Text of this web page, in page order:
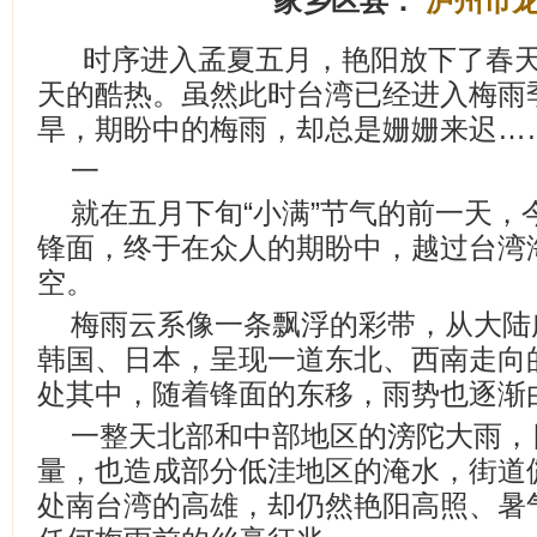
时序进入孟夏五月，艳阳放下了春
天的酷热。虽然此时台湾已经进入梅
旱，期盼中的梅雨，却总是姗姗来迟
一
就在五月下旬“小满”节气的前一天
锋面，终于在众人的期盼中，越过台
空。
梅雨云系像一条飘浮的彩带，从大
韩国、日本，呈现一道东北、西南走向
处其中，随着锋面的东移，雨势也逐渐
一整天北部和中部地区的滂陀大雨
量，也造成部分低洼地区的淹水，街
处南台湾的高雄，却仍然艳阳高照、